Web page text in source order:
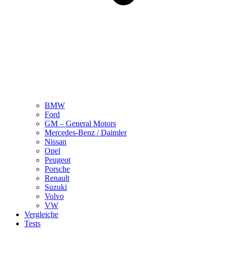
BMW
Ford
GM – General Motors
Mercedes-Benz / Daimler
Nissan
Opel
Peugeot
Porsche
Renault
Suzuki
Volvo
VW
Vergleiche
Tests